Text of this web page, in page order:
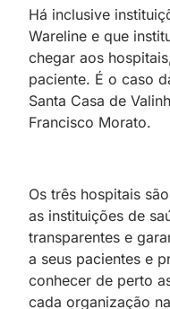
Há inclusive
Wareline e que
chegar aos
paciente. É o caso
Santa Casa de
Francisco Morato.
Os três hospitais
as instituições de
transparentes e
a seus pacientes e
conhecer de perto
cada organização na